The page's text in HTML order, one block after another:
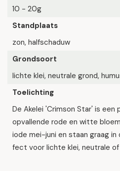
10 - 20g
Standplaats
zon, halfschaduw
Grondsoort
lichte klei, neutrale grond,
Toelichting
De Akelei 'Crimson Star' is
opvallende rode en witte
iode mei-juni en staan graag in
fect voor lichte klei, neutrale of